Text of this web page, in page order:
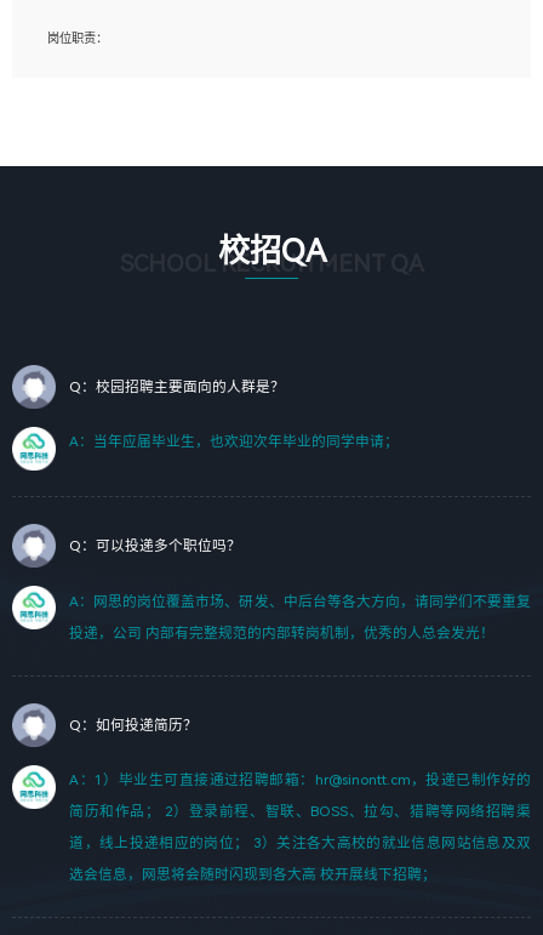
1、艺术设计类相关专业；（其中需求分析顾问不限专业）
岗位职责：
2. 熟悉 前端常用框架, 能独立完成设计给予的 UI 效果;
3. 有良好的代码习惯, 低级错误出现频率低;
7. 了解或熟悉 WebGL 及相关框架优先。
（岗位人员专职于行业应用解决方案、项目申报方案、投标方案的策划编写）
校招QA
SCHOOL RECRUITMENT QA
Q：校园招聘主要面向的人群是？
A：当年应届毕业生，也欢迎次年毕业的同学申请；
Q：可以投递多个职位吗？
A：网思的岗位覆盖市场、研发、中后台等各大方向，请同学们不要重复
投递，公司 内部有完整规范的内部转岗机制，优秀的人总会发光！
Q：如何投递简历？
A：1）毕业生可直接通过招聘邮箱：hr@sinontt.cm，投递已制作好的
简历和作品； 2）登录前程、智联、BOSS、拉勾、猎聘等网络招聘渠
道，线上投递相应的岗位； 3）关注各大高校的就业信息网站信息及双
选会信息，网思将会随时闪现到各大高 校开展线下招聘；